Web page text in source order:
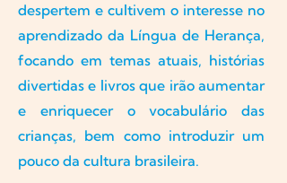
despertem e cultivem o interesse no
aprendizado da Língua de Herança,
focando em temas atuais, histórias
divertidas e livros que irão aumentar
e enriquecer o vocabulário das
crianças, bem como introduzir um
pouco da cultura brasileira.